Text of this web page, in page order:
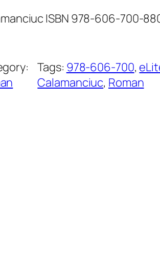
ISBN 978-606-700-
Tags: 978-606-700,
Calamanciuc, Roman